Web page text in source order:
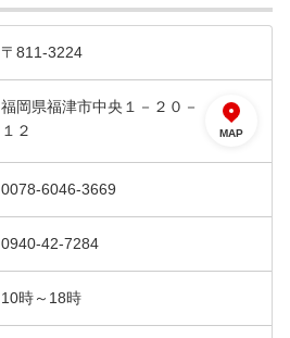
〒811-3224
福岡県福津市中央１－２０－
１２
MAP
0078-6046-3669
0940-42-7284
10時～18時